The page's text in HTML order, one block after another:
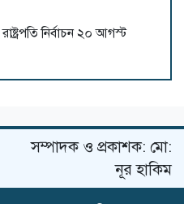
রাষ্ট্রপতি নির্বাচন ২০ আগস্ট
পুলিশ মোতায়েন
সম্পাদক ও প্রকাশক: মো:
নূর হাকিম